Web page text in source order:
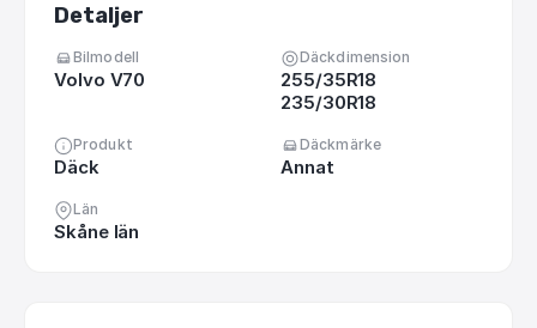
Detaljer
Bilmodell
Volvo V70
Däckdimension
255/35R18
235/30R18
Produkt
Däck
Däckmärke
Annat
Län
Skåne län